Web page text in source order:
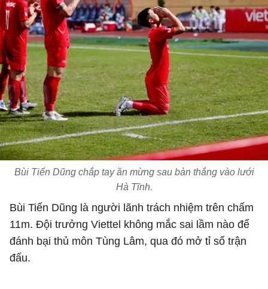
Bùi Tiến Dũng chắp tay ăn mừng sau bàn thắng vào lưới
Hà Tĩnh.
Bùi Tiến Dũng là người lãnh trách nhiệm trên chấm
11m. Đội trưởng Viettel không mắc sai lầm nào để
đánh bại thủ môn Tùng Lâm, qua đó mở tỉ số trận
đấu.